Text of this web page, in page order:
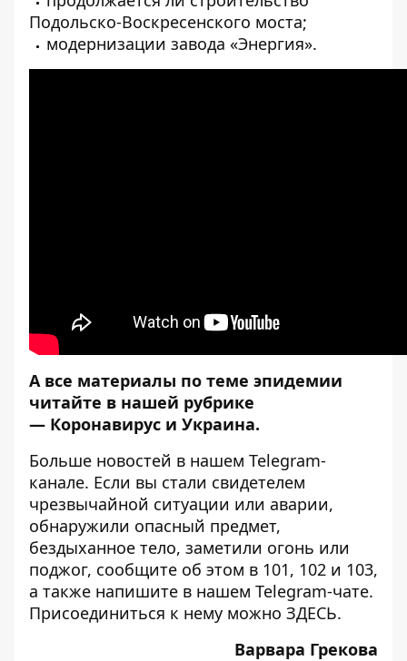
Подольско-Воскресенского моста;
модернизации завода «Энергия».
А все материалы по теме эпидемии
читайте в нашей рубрике
— Коронавирус и Украина.
Больше новостей в нашем Telegram-
канале. Если вы стали свидетелем
чрезвычайной ситуации или аварии,
обнаружили опасный предмет,
бездыханное тело, заметили огонь или
поджог, сообщите об этом в 101, 102 и 103,
а также напишите в нашем Telegram-чате.
Присоединиться к нему можно ЗДЕСЬ.
Варвара Грекова